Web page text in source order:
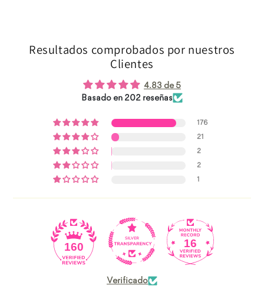
Resultados comprobados por nuestros
Clientes
4.83 de 5
Basado en 202 reseñas
176
21
2
2
1
160 16
Verificado